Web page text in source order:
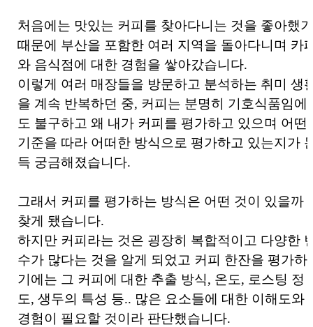
처음에는 맛있는 커피를 찾아다니는 것을 좋아했
때문에 부산을 포함한 여러 지역을 돌아다니며 카
와 음식점에 대한 경험을 쌓아갔습니다.
이렇게 여러 매장들을 방문하고 분석하는 취미 생
을 계속 반복하던 중, 커피는 분명히 기호식품임에
도 불구하고 왜 내가 커피를 평가하고 있으며 어떤
기준을 따라 어떠한 방식으로 평가하고 있는지가
득 궁금해졌습니다.
그래서 커피를 평가하는 방식은 어떤 것이 있을까
찾게 됐습니다.
하지만 커피라는 것은 굉장히 복합적이고 다양한
수가 많다는 것을 알게 되었고 커피 한잔을 평가하
기에는 그 커피에 대한 추출 방식, 온도, 로스팅 정
도, 생두의 특성 등.. 많은 요소들에 대한 이해도와
경험이 필요할 것이라 판단했습니다.